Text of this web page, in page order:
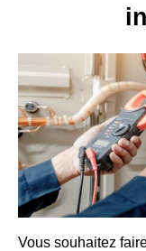
Vous souhaitez